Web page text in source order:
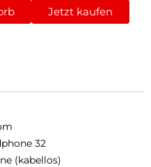
Jetzt kaufen
32
(kabellos)